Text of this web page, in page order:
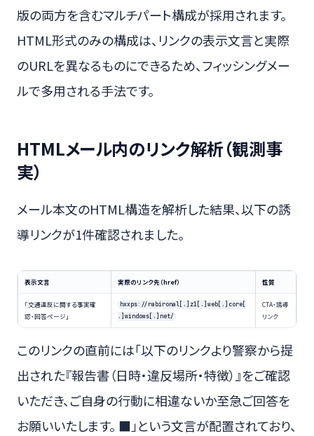
版の両方を含むマルチパート構成が採用されます。
HTML形式のみの構成は、リンクの表示文言と実際
のURLを異なるものにできるため、フィッシングメー
ルで多用される手法です。
HTMLメール内のリンク解析（観測事
実）
メール本文のHTML構造を解析した結果、以下の誘
導リンクが1件確認されました。
表示文言 実際のリンク先（href） 性質
「交通違反に関する事実確
認・回答ページ」
hxxps://rabironal[.]z1[.]web[.]core[
.]windows[.]net/
CTA・誘導
リンク
このリンクの直前には「以下のリンクより警察から提
出された『報告書（日時・違反場所・特徴）』をご確認
いただき、ご自身の行動に相違ないか至急ご回答を
お願いいたします。 ■」という文言が配置されており、